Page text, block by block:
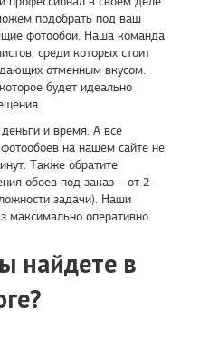
подобрать под ваш
фотообои. Наша команда
среди которых стоит
отменным вкусом.
будет идеально
и время. А все
на нашем сайте не
Также обратите
обоев под заказ – от 2-
задачи). Наши
максимально оперативно.
найдете в